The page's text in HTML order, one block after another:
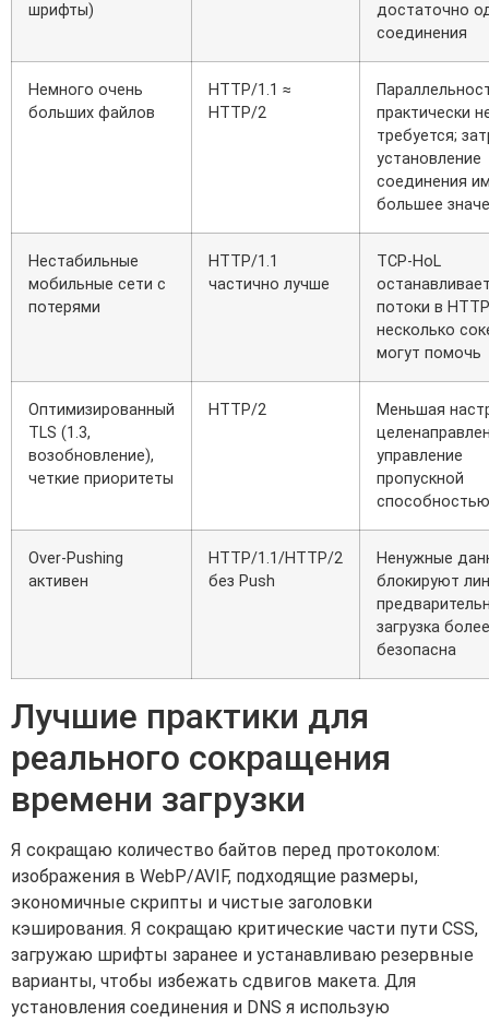
шрифты)
достаточно
соединения
Немного очень
больших файлов
HTTP/1.1 ≈
HTTP/2
практически
требуется;
установление
соединения
большее
Нестабильные
мобильные сети с
потерями
HTTP/1.1
частично лучше
TCP‑HoL
потоки в
несколько
могут помочь
Оптимизированный
TLS (1.3,
возобновление),
четкие приоритеты
HTTP/2
Меньшая
управление
пропускной
способностью
Over‑Pushing
активен
HTTP/1.1/HTTP/2
без Push
Ненужные
блокируют
загрузка более
безопасна
Лучшие практики для
реального сокращения
времени загрузки
Я сокращаю количество байтов перед протоколом:
изображения в WebP/AVIF, подходящие размеры,
экономичные скрипты и чистые заголовки
кэширования. Я сокращаю критические части пути CSS,
загружаю шрифты заранее и устанавливаю резервные
варианты, чтобы избежать сдвигов макета. Для
установления соединения и DNS я использую